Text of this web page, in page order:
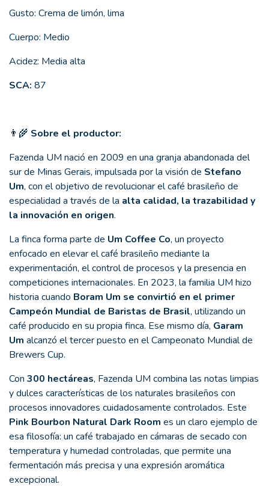
Gusto: Crema de limón, lima
Cuerpo: Medio
Acidez: Media alta
SCA: 87
👨‍🌾 Sobre el productor:
Fazenda UM nació en 2009 en una granja abandonada del
sur de Minas Gerais, impulsada por la visión de Stefano
Um, con el objetivo de revolucionar el café brasileño de
especialidad a través de la alta calidad, la trazabilidad y
la innovación en origen.
La finca forma parte de Um Coffee Co, un proyecto
enfocado en elevar el café brasileño mediante la
experimentación, el control de procesos y la presencia en
competiciones internacionales. En 2023, la familia UM hizo
historia cuando Boram Um se convirtió en el primer
Campeón Mundial de Baristas de Brasil, utilizando un
café producido en su propia finca. Ese mismo día, Garam
Um alcanzó el tercer puesto en el Campeonato Mundial de
Brewers Cup.
Con 300 hectáreas, Fazenda UM combina las notas limpias
y dulces características de los naturales brasileños con
procesos innovadores cuidadosamente controlados. Este
Pink Bourbon Natural Dark Room es un claro ejemplo de
esa filosofía: un café trabajado en cámaras de secado con
temperatura y humedad controladas, que permite una
fermentación más precisa y una expresión aromática
excepcional.